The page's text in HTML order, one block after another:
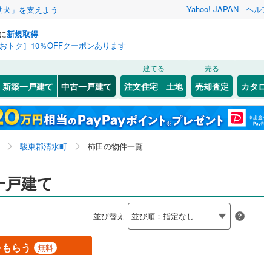
」を支えよう Yahoo! JAPAN ヘル
新規取得
おトク］10％OFFクーポンあります
新築一戸建て 中古一戸建て
建てる
注文住宅 土地
売る
売却査定 カタ
駿東郡清水町 柿田の物件一覧
建て
並び替え
らう 無料
岩手 宮城 秋田 山形 福島
神奈川 埼玉 千葉
長野
三重
兵庫
駿河区(17)
浜名区 16
伊東市(115)
磐田市(28)
徳倉(7)
伏見(1)
日本）(0) 伊東線(0)
身延線(0)
)
(0) 遠州鉄道(0)
ーション
・リフォーム
築古・築30年以上（1）
（0） ビルトインガレージ（0）
防犯カメラ（ 0）
検索条件を保存しました
検索条件の新着物件通知は、 マイページから設定できます。
静岡県、駿東郡清水町、柿田
検索条件を保存する
マイページ
お気に入りリストを見る
閉じる
お気に入りリストを見る
閉じる